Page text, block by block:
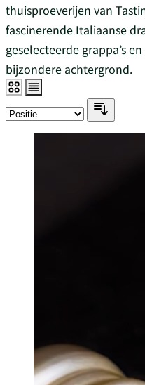
thuisproeverijen van
fascinerende Italiaanse
geselecteerde grappa’s
bijzondere achtergrond.